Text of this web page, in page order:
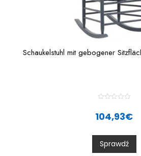
Schaukelstuhl mit gebogener
0
o
u
t
104,93€
Sprawdź